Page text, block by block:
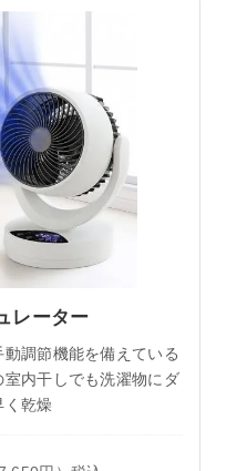
レーター
調節機能を備えている
内干しでも洗濯物にダ
く乾燥